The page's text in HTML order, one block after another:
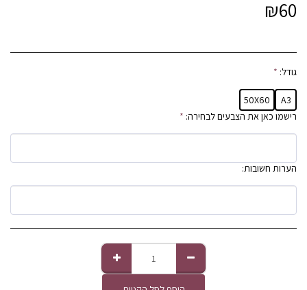
₪60
גודל: *
A3
50X60
רישמו כאן את הצבעים לבחירה: *
הערות חשובות: